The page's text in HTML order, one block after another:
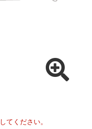
てください。